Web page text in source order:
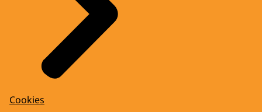
Cookies